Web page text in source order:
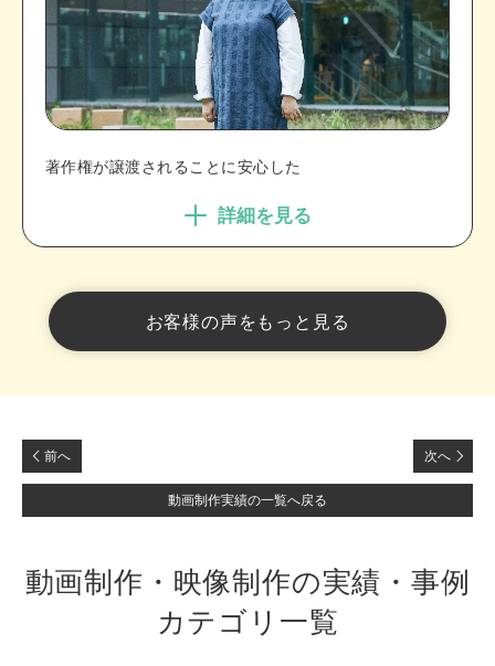
著作権が譲渡されることに安心した
詳細を見る
お客様の声をもっと見る
前へ 次へ
動画制作実績の一覧へ戻る
動画制作・映像制作の実績・事例
カテゴリ一覧